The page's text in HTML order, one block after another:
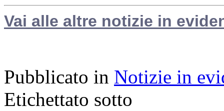
Vai alle altre notizie in
Pubblicato in Notizie in
Etichettato sotto